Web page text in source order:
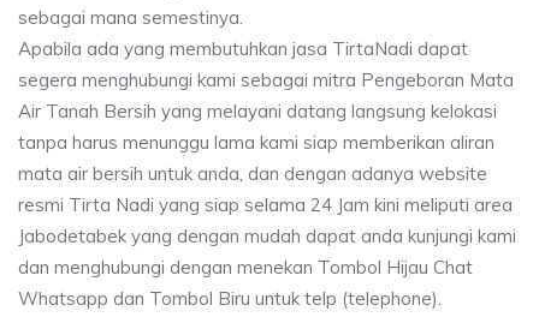
sebagai mana semestinya.
Apabila ada yang membutuhkan jasa TirtaNadi dapat
segera menghubungi kami sebagai mitra Pengeboran Mata
Air Tanah Bersih yang melayani datang langsung kelokasi
tanpa harus menunggu lama kami siap memberikan aliran
mata air bersih untuk anda, dan dengan adanya website
resmi Tirta Nadi yang siap selama 24 Jam kini meliputi area
Jabodetabek yang dengan mudah dapat anda kunjungi kami
dan menghubungi dengan menekan Tombol Hijau Chat
Whatsapp dan Tombol Biru untuk telp (telephone).